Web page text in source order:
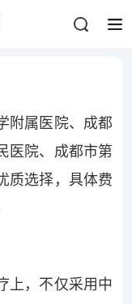
附属医院、成都
医院、成都市第
质选择，具体费
上，不仅采用中